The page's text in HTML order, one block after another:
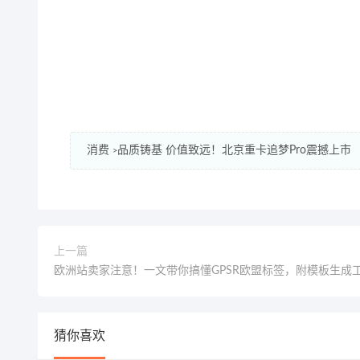
消费 >品质铸基 价值致远！北京重卡追梦Pro震撼上市
上一篇
欧洲站卖家注意！一文带你搞懂GPSR欧盟标签，附模板生成
猜你喜欢